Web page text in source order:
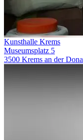
Kunsthalle Krems
Museumsplatz 5
3500 Krems an der